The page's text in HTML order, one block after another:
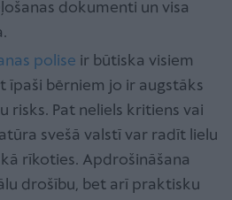
dokumenti un visa
polise ir būtiska visiem
īpaši bērniem jo ir augstāks
risks. Pat neliels kritiens vai
svešā valstī var radīt lielu
rīkoties. Apdrošināšana
drošību, bet arī praktisku